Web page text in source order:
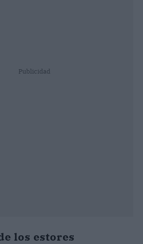
Publicidad
los estores